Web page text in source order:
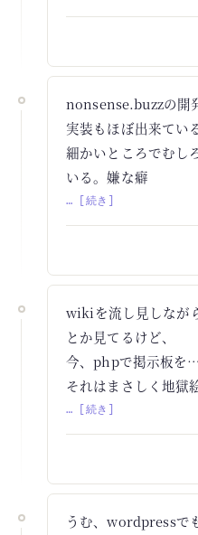
nonsense.buzzの開
実装もほぼ出来てい
細かいところでむし
いる。嫌な癖
… [続き]
wikiを流し見しなが
とか見てるけど、
今、phpで掲示板を…
それはまさしく地獄
… [続き]
うむ、wordpressで